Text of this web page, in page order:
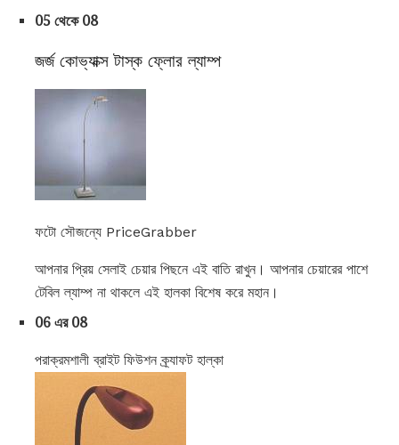
05 থেকে 08
জর্জ কোভ্যাক্স টাস্ক ফ্লোর ল্যাম্প
ফটো সৌজন্যে PriceGrabber
আপনার প্রিয় সেলাই চেয়ার পিছনে এই বাতি রাখুন। আপনার চেয়ারের পাশে
টেবিল ল্যাম্প না থাকলে এই হালকা বিশেষ করে মহান।
06 এর 08
পরাক্রমশালী ব্রাইট ফিউশন ক্র্যাফট হাল্কা